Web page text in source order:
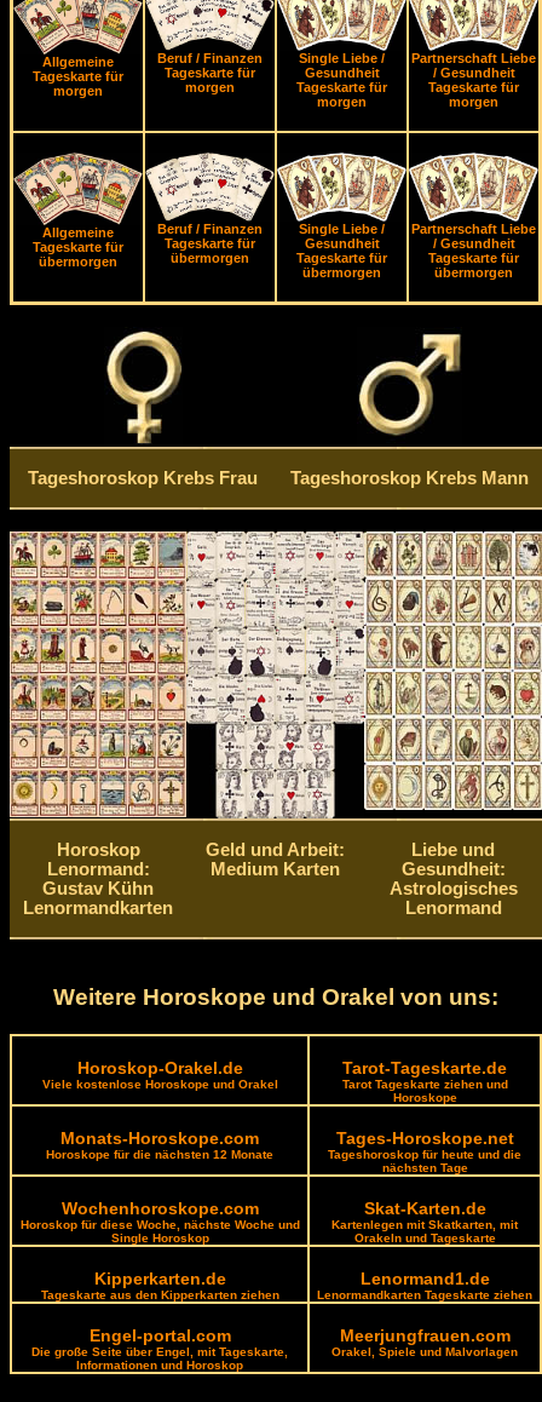
Allgemeine
Tageskarte für
morgen
Beruf / Finanzen
Tageskarte für
morgen
Single Liebe /
Gesundheit
Tageskarte für
morgen
Partnerschaft Liebe
/ Gesundheit
Tageskarte für
morgen
Allgemeine
Tageskarte für
übermorgen
Beruf / Finanzen
Tageskarte für
übermorgen
Single Liebe /
Gesundheit
Tageskarte für
übermorgen
Partnerschaft Liebe
/ Gesundheit
Tageskarte für
übermorgen
Tageshoroskop Krebs Frau Tageshoroskop Krebs Mann
Horoskop
Lenormand:
Gustav Kühn
Lenormandkarten
Geld und Arbeit:
Medium Karten
Liebe und
Gesundheit:
Astrologisches
Lenormand
Weitere Horoskope und Orakel von uns:
Horoskop-Orakel.de
Viele kostenlose Horoskope und Orakel
Tarot-Tageskarte.de
Tarot Tageskarte ziehen und
Horoskope
Monats-Horoskope.com
Horoskope für die nächsten 12 Monate
Tages-Horoskope.net
Tageshoroskop für heute und die
nächsten Tage
Wochenhoroskope.com
Horoskop für diese Woche, nächste Woche und
Single Horoskop
Skat-Karten.de
Kartenlegen mit Skatkarten, mit
Orakeln und Tageskarte
Kipperkarten.de
Tageskarte aus den Kipperkarten ziehen
Lenormand1.de
Lenormandkarten Tageskarte ziehen
Engel-portal.com
Die große Seite über Engel, mit Tageskarte,
Informationen und Horoskop
Meerjungfrauen.com
Orakel, Spiele und Malvorlagen